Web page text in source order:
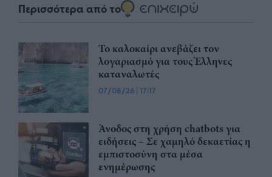
Περισσότερα από το
Το καλοκαίρι ανεβάζει τον
λογαριασμό για τους Έλληνες
καταναλωτές
07/08/26 | 17:17
Άνοδος στη χρήση chatbots για
ειδήσεις – Σε χαμηλό δεκαετίας η
εμπιστοσύνη στα μέσα
ενημέρωσης